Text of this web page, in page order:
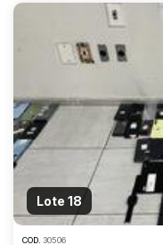
Lote 18
COD. 30506